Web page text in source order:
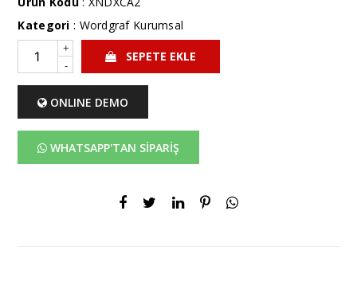
Kategori : Wordgraf Kurumsal
+
-
SEPETE EKLE
ONLINE DEMO
WHATSAPP'TAN SİPARİŞ